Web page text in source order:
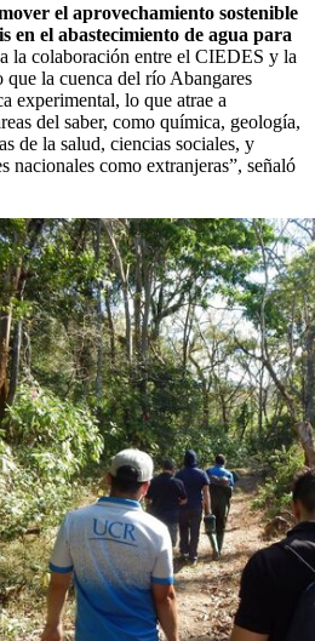
el aprovechamiento sostenible
en el abastecimiento de agua para
la colaboración entre el CIEDES y la
la cuenca del río Abangares
experimental, lo que atrae a
del saber, como química, geología,
de la salud, ciencias sociales, y
nacionales como extranjeras”, señaló